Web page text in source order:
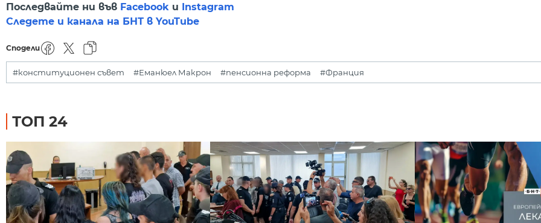
Последвайте ни във Facebook и Instagram
Следете и канала на БНТ в YouTube
Сподели
#конституционен съвет #Еманюел Макрон #пенсионна реформа #Франция
ТОП 24